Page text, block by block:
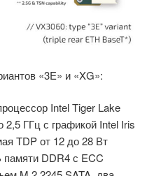
«3E» и «XG»:
Intel Tiger Lake
2,5 ГГц с графикой Intel Iris
TDP от 12 до 28 Вт
DDR4 с ECC